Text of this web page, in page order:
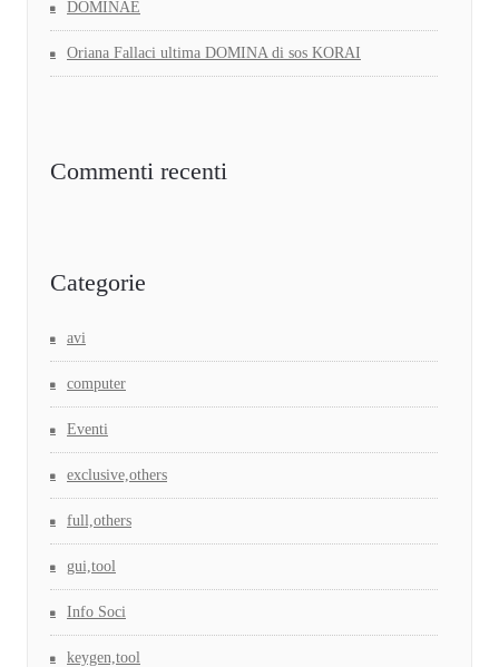
DOMINAE
Oriana Fallaci ultima DOMINA di sos KORAI
Commenti recenti
Categorie
avi
computer
Eventi
exclusive,others
full,others
gui,tool
Info Soci
keygen,tool